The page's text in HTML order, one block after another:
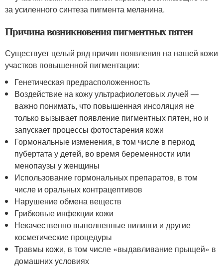
за усиленного синтеза пигмента меланина.
Причина возникновения пигментных пятен
Существует целый ряд причин появления на нашей кожи
участков повышенной пигментации:
Генетическая предрасположенность
Воздействие на кожу ультрафиолетовых лучей —
важно понимать, что повышенная инсоляция не
только вызывает появление пигментных пятен, но и
запускает процессы фотостарения кожи
Гормональные изменения, в том числе в период
пубертата у детей, во время беременности или
менопаузы у женщины
Использование гормональных препаратов, в том
числе и оральных контрацептивов
Нарушение обмена веществ
Грибковые инфекции кожи
Некачественно выполненные пилинги и другие
косметические процедуры
Травмы кожи, в том числе «выдавливание прыщей» в
домашних условиях